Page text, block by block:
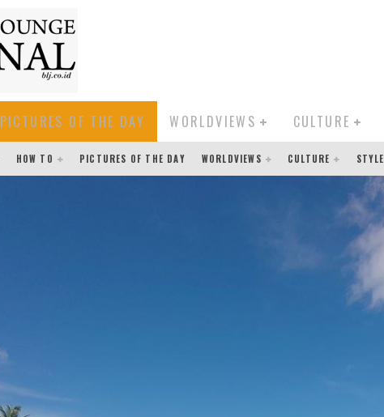
PICTURES OF THE DAY WORLDVIEWS CULTURE
HOW TO PICTURES OF THE DAY WORLDVIEWS CULTURE STYLE